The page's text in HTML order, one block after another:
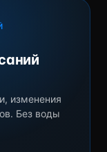
изменения
Без воды